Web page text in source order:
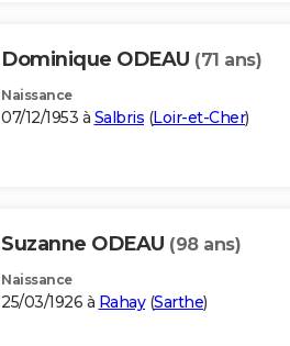
Dominique ODEAU (71 ans)
Naissance
07/12/1953 à Salbris (Loir-et-Cher)
Suzanne ODEAU (98 ans)
Naissance
25/03/1926 à Rahay(Sarthe)